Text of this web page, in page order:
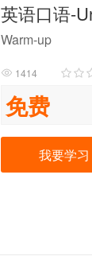
英语口语-
Warm-up
 1414
免费
我要学习